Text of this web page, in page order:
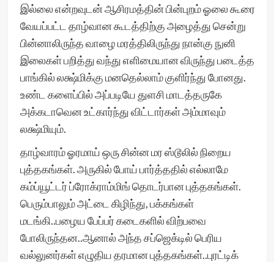
இல்லை என்றவுடன் ஆசிரமத்தின் பின்புறம் ஓலை கூரை
வேயப்பட்ட தாழ்வான கூடத்திற்கு அழைத்து சென்று
பின்னாலிருந்த வாழை மரத்திலிருந்து நான்கு நுனி
இலைகள் பறித்து வந்து எளிமையான விருந்து படைத்த
பாங்கில் லக்ஷ்மிக்கு மனதெல்லாம் குளிர்ந்து போனது.
உண்ட களைப்பில் அப்படியே துளசி மாடத்தருகே
அக்கடாவென உட்கார்ந்து விட்டார்கள் அம்மாவும்
லக்ஷ்மியும்.
தாழ்வாரம் ஓரமாய் ஒரு சின்ன மர ஸ்டூலில் நிறைய
புத்தகங்கள். அருகில் போய் பார்த்ததில் எல்லாமே
கம்ப்யூட்டர் ப்ரோக்ராம்மிங் தொடர்பான புத்தகங்கள்.
பெரும்பாலும் அட்டை கிழிந்து, பக்கங்கள்
மடங்கி..பழைய பேப்பர் கடைகளில் விற்பவை
போலிருந்தன..ஆனால் அந்த சப்ஜெக்டில் பெரிய
வல்லுனர்கள் எழுதிய தரமான புத்தகங்கள்..புரட்டிக்